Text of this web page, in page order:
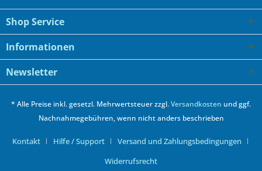
Shop Service
Informationen
Newsletter
* Alle Preise inkl. gesetzl. Mehrwertsteuer zzgl.Versandkosten und ggf.
Nachnahmegebühren, wenn nicht anders beschrieben
Kontakt Hilfe / Support
Versand und Zahlungsbedingungen
Widerrufsrecht